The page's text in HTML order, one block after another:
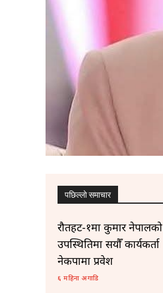
पछिल्लाे समाचार
रौतहट-१मा कुमार नेपालको
उपस्थितिमा सयौँ कार्यकर्ता
नेकपामा प्रवेश
६ महिना अगाडि